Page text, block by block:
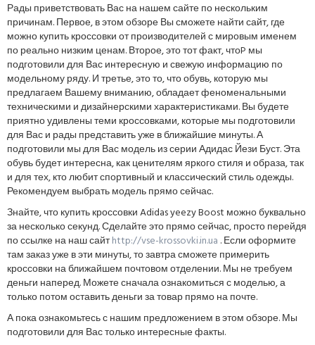
Рады приветствовать Вас на нашем сайте по нескольким
причинам. Первое, в этом обзоре Вы сможете найти сайт, где
можно купить кроссовки от производителей с мировым именем
по реально низким ценам. Второе, это тот факт, чтоP мы
подготовили для Вас интересную и свежую информацию по
модельному ряду. И третье, это то, что обувь, которую мы
предлагаем Вашему вниманию, обладает феноменальными
техническими и дизайнерскими характеристиками. Вы будете
приятно удивлены теми кроссовками, которые мы подготовили
для Вас и рады представить уже в ближайшие минуты. А
подготовили мы для Вас модель из серии Адидас Йези Буст. Эта
обувь будет интересна, как ценителям яркого стиля и образа, так
и для тех, кто любит спортивный и классический стиль одежды.
Рекомендуем выбрать модель прямо сейчас.
Знайте, что купить кроссовки Adidas yeezy Boost можно буквально
за несколько секунд. Сделайте это прямо сейчас, просто перейдя
по ссылке на наш сайтhttp://vse-krossovki.in.ua . Если оформите
там заказ уже в эти минуты, то завтра сможете примерить
кроссовки на ближайшем почтовом отделении. Мы не требуем
деньги наперед. Можете сначала ознакомиться с моделью, а
только потом оставить деньги за товар прямо на почте.
А пока ознакомьтесь с нашим предложением в этом обзоре. Мы
подготовили для Вас только интересные факты.